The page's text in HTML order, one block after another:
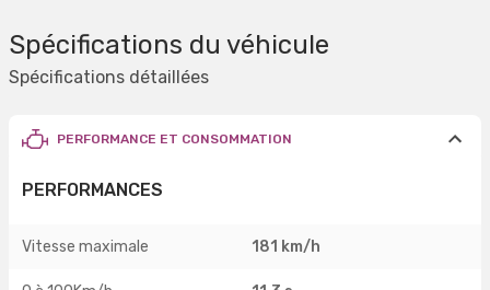
Spécifications du véhicule
Spécifications détaillées
PERFORMANCE ET CONSOMMATION
PERFORMANCES
Vitesse maximale 181 km/h